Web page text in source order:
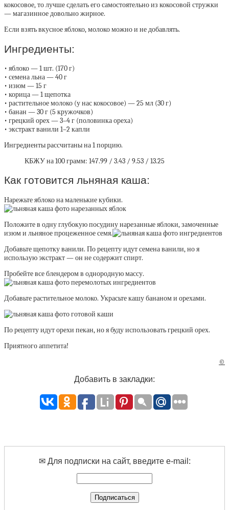
кокосовое, то лучше сделать его самостоятельно из кокосовой стружки
— магазинное довольно жирное.
Если взять вкусное яблоко, молоко можно и не добавлять.
Ингредиенты:
• яблоко — 1 шт. (170 г)
• семена льна — 40 г
• изюм — 15 г
• корица — 1 щепотка
• растительное молоко (у нас кокосовое) — 25 мл (30 г)
• банан — 30 г (5 кружочков)
• грецкий орех — 3–4 г (половинка ореха)
• экстракт ванили 1–2 капли
Ингредиенты рассчитаны на 1 порцию.
КБЖУ на 100 грамм: 147.99 / 3.43 / 9.53 / 13.25
Как готовится льняная каша:
Нарежьте яблоко на маленькие кубики.
Положите в одну глубокую посудину нарезанные яблоки, замоченные
изюм и льняное процеженное семя.
Добавьте щепотку ванили. По рецепту идут семена ванили, но я
использую экстракт — он не содержит спирт.
Пробейте все блендером в однородную массу.
Добавьте растительное молоко. Украсьте кашу бананом и орехами.
По рецепту идут орехи пекан, но я буду использовать грецкий орех.
Приятного аппетита!
©
Добавить в закладки:
✉ Для подписки на сайт, введите e-mail: